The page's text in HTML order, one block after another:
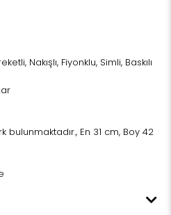
Nakışlı, Fiyonklu, Simli, Baskılı
bulunmaktadır., En 31 cm, Boy 42